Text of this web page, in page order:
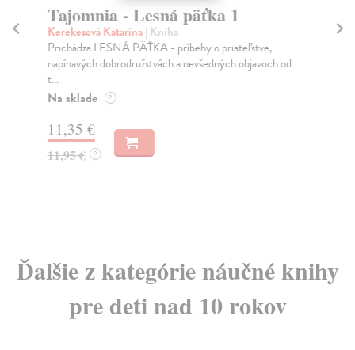
Tajomnia - Lesná päťka 1
Kerekesová Katarína| Kniha
Prichádza LESNÁ PÄŤKA - príbehy o priateľstve,
napínavých dobrodružstvách a nevšedných objavoch od
t...
Na sklade ?
11,35 €
11,95 € ?
Ďalšie z kategórie náučné knihy
pre deti nad 10 rokov